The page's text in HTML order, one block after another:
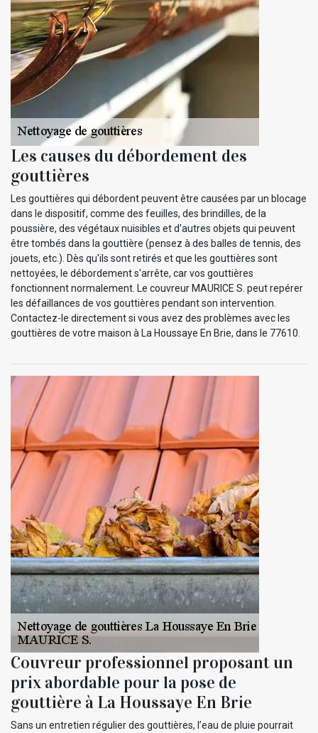
Les causes du débordement des
gouttières
Les gouttières qui débordent peuvent être causées par un blocage
dans le dispositif, comme des feuilles, des brindilles, de la
poussière, des végétaux nuisibles et d'autres objets qui peuvent
être tombés dans la gouttière (pensez à des balles de tennis, des
jouets, etc.). Dès qu'ils sont retirés et que les gouttières sont
nettoyées, le débordement s'arrête, car vos gouttières
fonctionnent normalement. Le couvreur MAURICE S. peut repérer
les défaillances de vos gouttières pendant son intervention.
Contactez-le directement si vous avez des problèmes avec les
gouttières de votre maison à La Houssaye En Brie, dans le 77610.
Couvreur professionnel proposant un
prix abordable pour la pose de
gouttière à La Houssaye En Brie
Sans un entretien régulier des gouttières, l’eau de pluie pourrait